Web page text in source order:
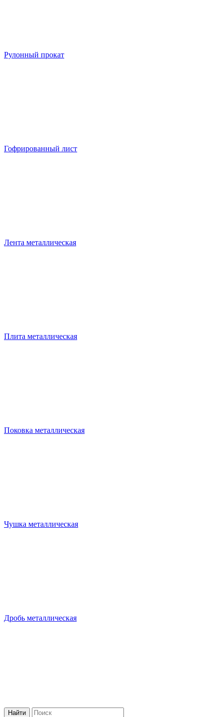
Рулонный прокат
Гофрированный лист
Лента металлическая
Плита металлическая
Поковка металлическая
Чушка металлическая
Дробь металлическая
Найти